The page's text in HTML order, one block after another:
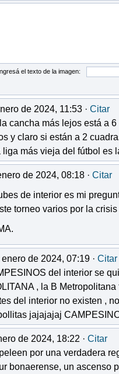
el texto de la imagen:
de 2024, 11:53 · Citar
cancha más lejos está a
y claro si están a 2
liga más vieja del fútbol es
de 2024, 08:18 · Citar
de interior es mi
torneo varios por la
de 2024, 07:19 · Citar
del interior se
, la B
del interior no existen ,
jajajajaj
de 2024, 18:22 · Citar
por una verdadera
bonaerense, un ascenso